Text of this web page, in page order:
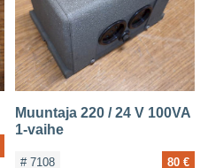
Muuntaja 220 / 24 V 100VA
1-vaihe
# 7108 80 €